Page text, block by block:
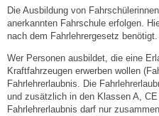
Steuern
Gebühren und Beiträge
Ortsrecht
Die Ausbildung von
anerkannten Fahrschule erfolgen.
nach dem Fahrlehrergesetz benötigt.
Wer Personen ausbildet, die eine
Kraftfahrzeugen erwerben wollen
Fahrlehrerlaubnis. Die
und zusätzlich in den Klassen A,
Fahrlehrerlaubnis darf nur